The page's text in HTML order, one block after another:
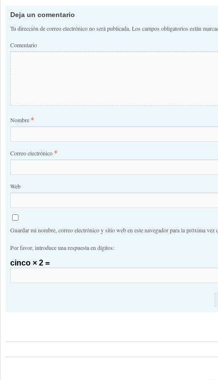
Deja un comentario
Tu dirección de correo electrónico no será publicada. Los campos obligatorios están
Comentario
Nombre *
Correo electrónico *
Web
Guardar mi nombre, correo electrónico y sitio web en este navegador para la próxima vez
Por favor, introduce una respuesta en dígitos:
cinco × 2 =